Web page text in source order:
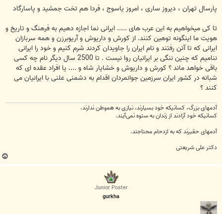
ت
پارسال تهران ، دیروز ساری ، امروز یاسوج ، فردا هم تخت جمشید و پاسارگاد
تا کی میخواهیم به این عرب های ..... ایرانی نما اجازه دهیم به فرهنگ و تاریخ و
هویت ما اینگونه توهین کنند. از کورش و داریوش و آریوبرزن و همه سربازان
ایرانی که تا آتن رفتند و نام ایران را جاویدان کردند شرم کنیم و خود را ایرانی
ننامیم که چنین ننگی بر ایرانیان روا نیست . تا 2500 سال دیگر نام چه کسی
باقی خواهد ماند ؟ کورش و داریوش و خشایار شاه و .... یا افراد عقده ای که
شبانه در کشور ایران سرزمین جوانمردان اقدام به دشمنی علنی با ایرانیان می
کنند ؟
آدمهای بزرگ، کسانیکه خود بسیارند، نیازی به هموطن ندارند.
کسانیکه خود آزادند از زندان به ستوه نمی‌آیند.
آدمهای حقیرند که به ازدحام محتاجند.
دکتر علی شریعتی
ب
ا
Junior Poster
gurkha